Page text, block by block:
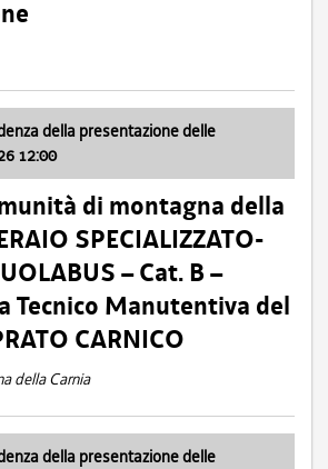
della presentazione delle
12:00
di montagna della
SPECIALIZZATO-
– Cat. B –
Tecnico Manutentiva del
CARNICO
della Carnia
della presentazione delle